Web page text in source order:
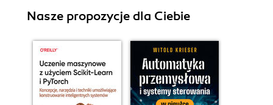
Nasze propozycje dla Ciebie